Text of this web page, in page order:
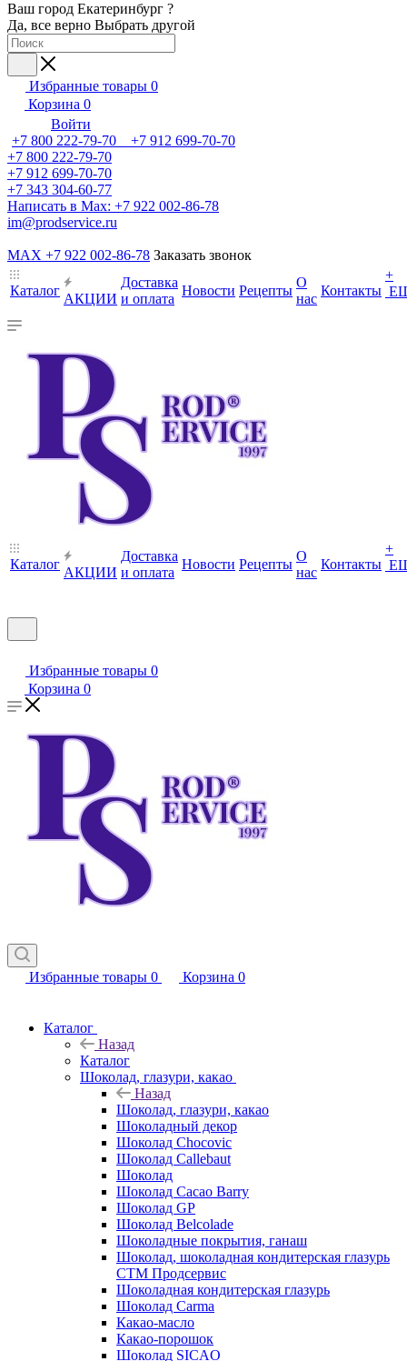
Ваш город Екатеринбург ?
Да, все верно Выбрать другой
Избранные товары 0
Корзина 0
Войти
+7 800 222-79-70 +7 912 699-70-70
+7 800 222-79-70
+7 912 699-70-70
+7 343 304-60-77
Написать в Max: +7 922 002-86-78
im@prodservice.ru
MAX +7 922 002-86-78 Заказать звонок
Каталог
АКЦИИ
Доставка
и оплата
Новости Рецепты
О
нас
Контакты
+
Каталог
АКЦИИ
Доставка
и оплата
Новости Рецепты
О
нас
Контакты
+
Избранные товары 0
Корзина 0
Избранные товары 0 Корзина 0
Каталог
Назад
Каталог
Шоколад, глазури, какао
Назад
Шоколад, глазури, какао
Шоколадный декор
Шоколад Chocovic
Шоколад Callebaut
Шоколад
Шоколад Cacao Barry
Шоколад GP
Шоколад Belcolade
Шоколадные покрытия, ганаш
Шоколад, шоколадная кондитерская глазурь
СТМ Продсервис
Шоколадная кондитерская глазурь
Шоколад Carma
Какао-масло
Какао-порошок
Шоколад SICAO